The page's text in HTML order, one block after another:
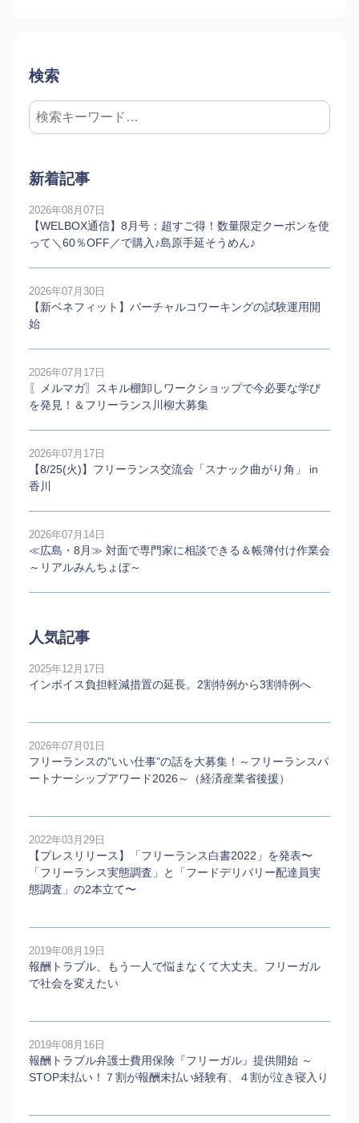
検索
新着記事
2026年08月07日
【WELBOX通信】8月号：超すご得！数量限定クーポンを使
って＼60％OFF／で購入♪島原手延そうめん♪
2026年07月30日
【新ベネフィット】バーチャルコワーキングの試験運用開
始
2026年07月17日
〖メルマガ〗スキル棚卸しワークショップで今必要な学び
を発見！＆フリーランス川柳大募集
2026年07月17日
【8/25(火)】フリーランス交流会「スナック曲がり角」 in
香川
2026年07月14日
≪広島・8月≫ 対面で専門家に相談できる＆帳簿付け作業会
～リアルみんちょぼ～
人気記事
2025年12月17日
インボイス負担軽減措置の延長。2割特例から3割特例へ
2026年07月01日
フリーランスの”いい仕事”の話を大募集！～フリーランスパ
ートナーシップアワード2026～（経済産業省後援）
2022年03月29日
【プレスリリース】「フリーランス白書2022」を発表〜
「フリーランス実態調査」と「フードデリバリー配達員実
態調査」の2本⽴て〜
2019年08月19日
報酬トラブル、もう一人で悩まなくて大丈夫。フリーガル
で社会を変えたい
2019年08月16日
報酬トラブル弁護士費用保険『フリーガル』提供開始 ～
STOP未払い！７割が報酬未払い経験有、４割が泣き寝入り